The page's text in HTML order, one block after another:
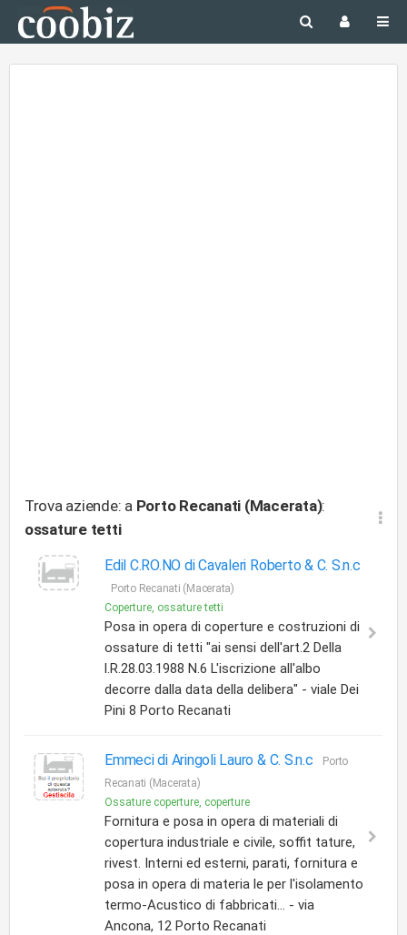
Trova aziende: a Porto Recanati (Macerata):
ossature tetti
Edil C.RO.NO di Cavaleri Roberto & C. S.n.c
Porto Recanati (Macerata)
Coperture, ossature tetti
Posa in opera di coperture e costruzioni di
ossature di tetti "ai sensi dell'art.2 Della
l.R.28.03.1988 N.6 L'iscrizione all'albo
decorre dalla data della delibera" - viale Dei
Pini 8 Porto Recanati
Emmeci di Aringoli Lauro & C. S.n.c
Porto
Recanati (Macerata)
Ossature coperture, coperture
Fornitura e posa in opera di materiali di
copertura industriale e civile, soffit tature,
rivest. Interni ed esterni, parati, fornitura e
posa in opera di materia le per l'isolamento
termo-Acustico di fabbricati... - via
Ancona, 12 Porto Recanati